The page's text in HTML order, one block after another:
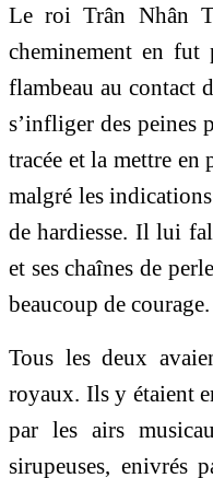
Le roi Trân Nhân
cheminement en
flambeau au contact
s’infliger des peines
tracée et la mettre en
malgré les
de hardiesse. Il lui
et ses chaînes de
beaucoup de courage.
Tous les deux
royaux. Ils y étaient
par les airs
sirupeuses, enivrés